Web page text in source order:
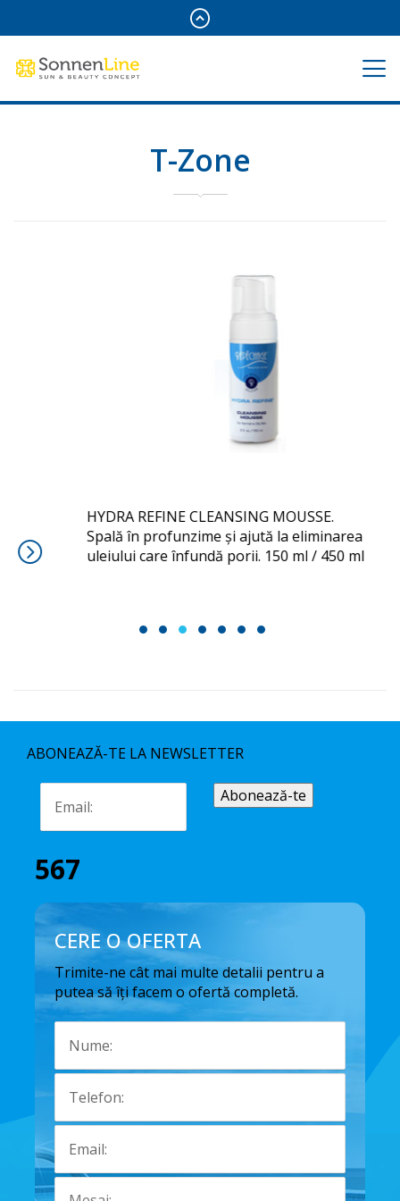
T-Zone
HYDRA REFINE CLEANSING MOUSSE.
Spală în profunzime și ajută la eliminarea
uleiului care înfundă porii. 150 ml / 450 ml
1 2 3 4 5 6 7
ABONEAZĂ-TE LA NEWSLETTER
567
CERE O OFERTA
Trimite-ne cât mai multe detalii pentru a
putea să îți facem o ofertă completă.